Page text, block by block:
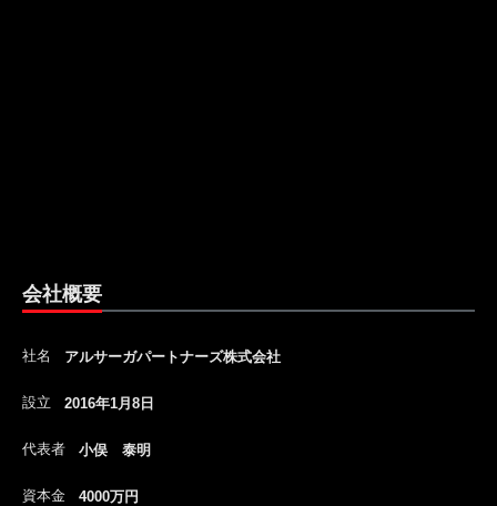
会社概要
社名 アルサーガパートナーズ株式会社
設立 2016年1月8日
代表者 小俣 泰明
資本金 4000万円